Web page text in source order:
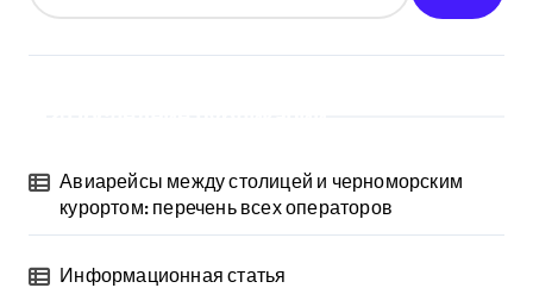
Авиарейсы между столицей и черноморским
курортом: перечень всех операторов
Информационная статья